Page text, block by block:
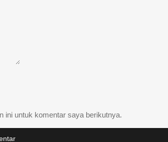
ini untuk komentar saya berikutnya.